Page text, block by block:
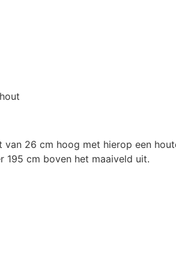
26 cm hoog met hierop een
195 cm boven het maaiveld uit.